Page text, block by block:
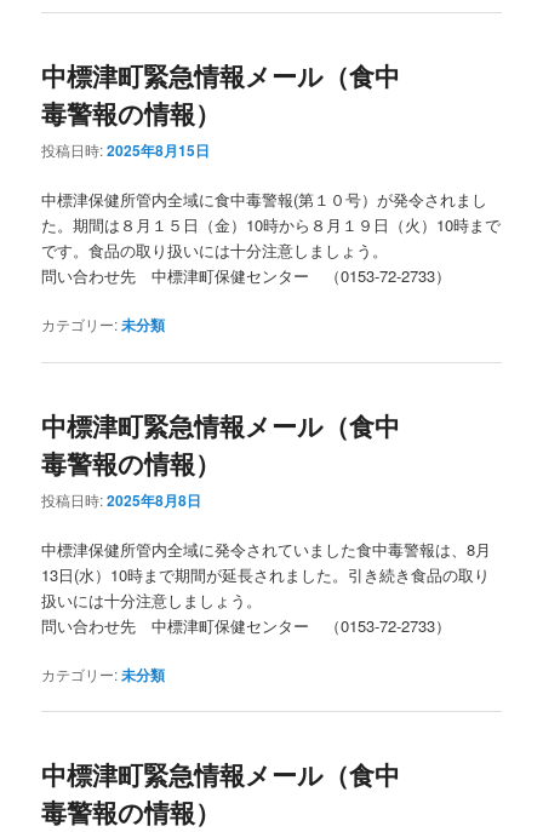
中標津町緊急情報メール（食中
毒警報の情報）
投稿日時:2025年8月15日
中標津保健所管内全域に食中毒警報(第１０号）が発令されまし
た。期間は８月１５日（金）10時から８月１９日（火）10時まで
です。食品の取り扱いには十分注意しましょう。
問い合わせ先 中標津町保健センター （0153-72-2733）
カテゴリー:未分類
中標津町緊急情報メール（食中
毒警報の情報）
投稿日時:2025年8月8日
中標津保健所管内全域に発令されていました食中毒警報は、8月
13日(水）10時まで期間が延長されました。引き続き食品の取り
扱いには十分注意しましょう。
問い合わせ先 中標津町保健センター （0153-72-2733）
カテゴリー:未分類
中標津町緊急情報メール（食中
毒警報の情報）